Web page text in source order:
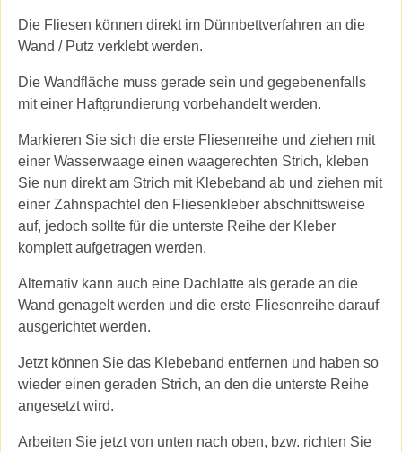
Die Fliesen können direkt im Dünnbettverfahren an die
Wand / Putz verklebt werden.
Die Wandfläche muss gerade sein und gegebenenfalls
mit einer Haftgrundierung vorbehandelt werden.
Markieren Sie sich die erste Fliesenreihe und ziehen mit
einer Wasserwaage einen waagerechten Strich, kleben
Sie nun direkt am Strich mit Klebeband ab und ziehen mit
einer Zahnspachtel den Fliesenkleber abschnittsweise
auf, jedoch sollte für die unterste Reihe der Kleber
komplett aufgetragen werden.
Alternativ kann auch eine Dachlatte als gerade an die
Wand genagelt werden und die erste Fliesenreihe darauf
ausgerichtet werden.
Jetzt können Sie das Klebeband entfernen und haben so
wieder einen geraden Strich, an den die unterste Reihe
angesetzt wird.
Arbeiten Sie jetzt von unten nach oben, bzw. richten Sie